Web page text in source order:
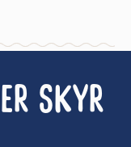
SKYR